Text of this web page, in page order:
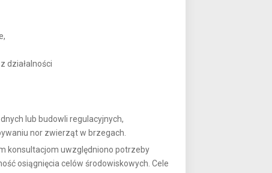
działalności
lub budowli regulacyjnych,
nor zwierząt w brzegach.
konsultacjom uwzględniono potrzeby
osiągnięcia celów środowiskowych. Cele